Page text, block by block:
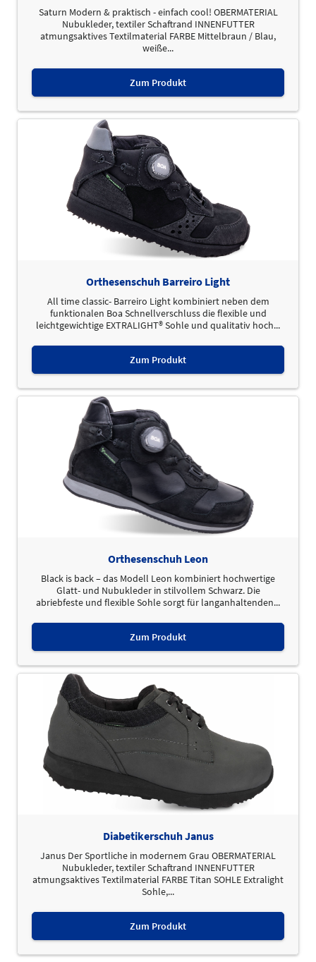
Saturn Modern & praktisch - einfach cool! OBERMATERIAL
Nubukleder, textiler Schaftrand INNENFUTTER
atmungsaktives Textilmaterial FARBE Mittelbraun / Blau,
weiße...
Zum Produkt
Orthesenschuh Barreiro Light
All time classic- Barreiro Light kombiniert neben dem
funktionalen Boa Schnellverschluss die flexible und
leichtgewichtige EXTRALIGHT® Sohle und qualitativ hoch...
Zum Produkt
Orthesenschuh Leon
Black is back – das Modell Leon kombiniert hochwertige
Glatt- und Nubukleder in stilvollem Schwarz. Die
abriebfeste und flexible Sohle sorgt für langanhaltenden...
Zum Produkt
Diabetikerschuh Janus
Janus Der Sportliche in modernem Grau OBERMATERIAL
Nubukleder, textiler Schaftrand INNENFUTTER
atmungsaktives Textilmaterial FARBE Titan SOHLE Extralight
Sohle,...
Zum Produkt